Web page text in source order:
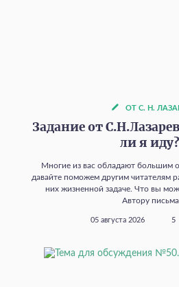
ОТ С. Н.
Задание от
ли я
Многие из вас обладают большим
давайте поможем другим читателям
них жизненной задаче. Что вы
Автору
05 августа 2026 5